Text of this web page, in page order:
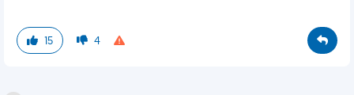
15 4